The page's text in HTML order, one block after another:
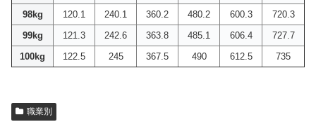
98kg
120.1 240.1 360.2 480.2 600.3
720.3
99kg
121.3 242.6 363.8 485.1 606.4
727.7
100kg
122.5 245 367.5 490 612.5 735
職業別